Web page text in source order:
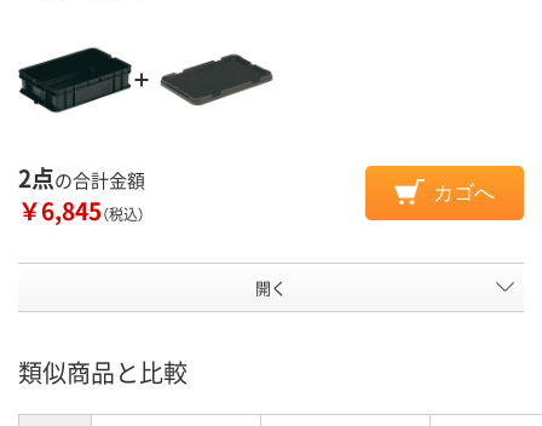
2点の合計金額
￥6,845（税込）
カゴへ
開く
類似商品と比較